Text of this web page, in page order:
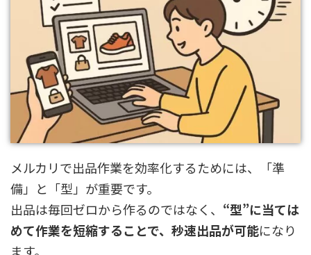
メルカリで出品作業を効率化するためには、「準
備」と「型」が重要です。
出品は毎回ゼロから作るのではなく、 “型”に当ては
めて作業を短縮することで、秒速出品が可能になり
ます。